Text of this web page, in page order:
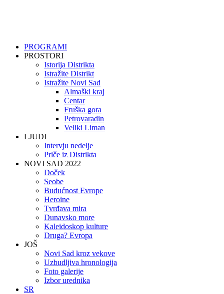
PROGRAMI
PROSTORI
Istorija Distrikta
Istražite Distrikt
Istražite Novi Sad
Almaški kraj
Centar
Fruška gora
Petrovaradin
Veliki Liman
LJUDI
Intervju nedelje
Priče iz Distrikta
NOVI SAD 2022
Doček
Seobe
Budućnost Evrope
Heroine
Tvrđava mira
Dunavsko more
Kaleidoskop kulture
Druga? Evropa
JOŠ
Novi Sad kroz vekove
Uzbudljiva hronologija
Foto galerije
Izbor urednika
SR